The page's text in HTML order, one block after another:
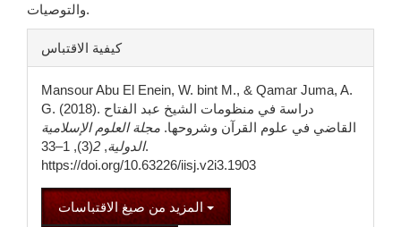
والتوصيات.
تفاصيل
المقالة
كيفية الاقتباس
Mansour Abu El Enein, W. bint M., & Qamar Juma, A.
G. (2018). دراسة في منظومات الشيخ عبد الفتاح
القاضي في علوم القرآن وشروحها. مجلة العلوم الإسلامية
الدولية,
2
(3), 1–33.
https://doi.org/10.63226/iisj.v2i3.1903
المزيد من صيغ الاقتباسات